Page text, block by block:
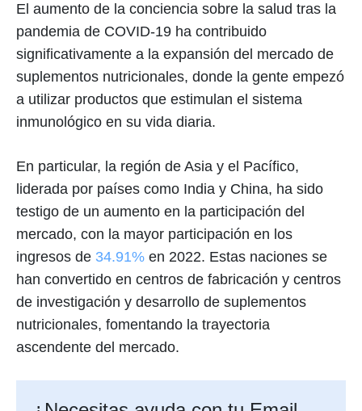
El aumento de la conciencia sobre la salud tras la
pandemia de COVID-19 ha contribuido
significativamente a la expansión del mercado de
suplementos nutricionales, donde la gente empezó
a utilizar productos que estimulan el sistema
inmunológico en su vida diaria.
En particular, la región de Asia y el Pacífico,
liderada por países como India y China, ha sido
testigo de un aumento en la participación del
mercado, con la mayor participación en los
ingresos de 34.91% en 2022. Estas naciones se
han convertido en centros de fabricación y centros
de investigación y desarrollo de suplementos
nutricionales, fomentando la trayectoria
ascendente del mercado.